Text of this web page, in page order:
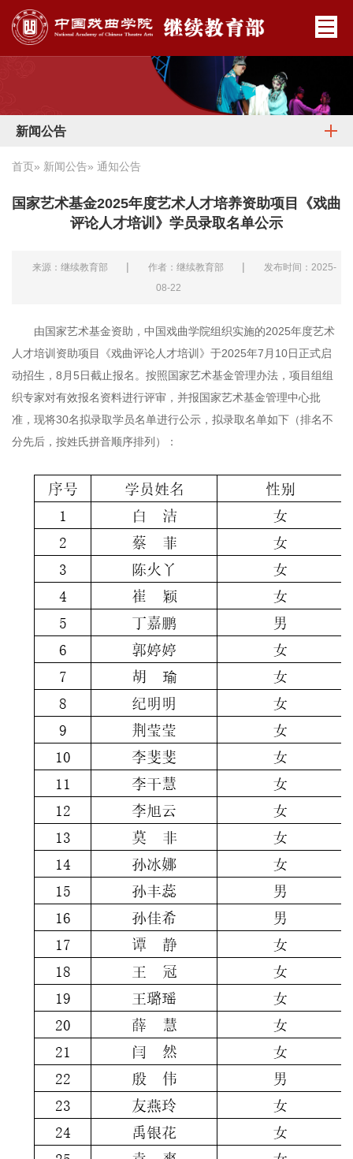
新闻公告
首页» 新闻公告» 通知公告
国家艺术基金2025年度艺术人才培养资助项目《戏曲
评论人才培训》学员录取名单公示
来源：继续教育部 | 作者：继续教育部 |
发布时间：2025-
08-22
由国家艺术基金资助，中国戏曲学院组织实施的2025年度艺术
人才培训资助项目《戏曲评论人才培训》于2025年7月10日正式启
动招生，8月5日截止报名。按照国家艺术基金管理办法，项目组组
织专家对有效报名资料进行评审，并报国家艺术基金管理中心批
准，现将30名拟录取学员名单进行公示，拟录取名单如下（排名不
分先后，按姓氏拼音顺序排列）：